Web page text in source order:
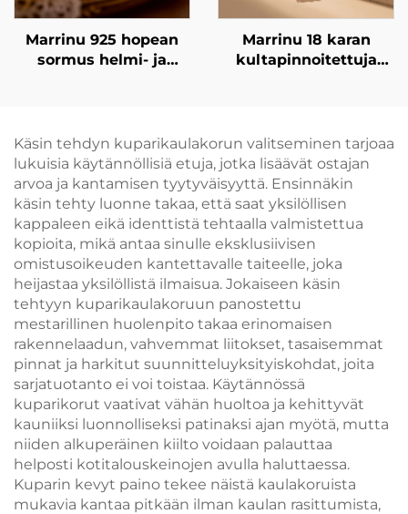
kullattuina ja
hopeisina |
monikäyttöinen
arkipäiväinen koru
Marrinu 925 hopean
sormus helmi- ja
Marrinu 18 karan
kultapinnoitettuja
perunamaisia helmiä
sisältäviä korvakoruja
– kevyitä ja
elegantteja
koristeellisia
riippukorvakoruja
Käsin tehdyn kuparikaulakorun valitseminen tarjoaa
lukuisia käytännöllisiä etuja, jotka lisäävät ostajan
arvoa ja kantamisen tyytyväisyyttä. Ensinnäkin
käsin tehty luonne takaa, että saat yksilöllisen
kappaleen eikä identtistä tehtaalla valmistettua
kopioita, mikä antaa sinulle eksklusiivisen
omistusoikeuden kantettavalle taiteelle, joka
heijastaa yksilöllistä ilmaisua. Jokaiseen käsin
tehtyyn kuparikaulakoruun panostettu
mestarillinen huolenpito takaa erinomaisen
rakennelaadun, vahvemmat liitokset, tasaisemmat
pinnat ja harkitut suunnitteluyksityiskohdat, joita
sarjatuotanto ei voi toistaa. Käytännössä
kuparikorut vaativat vähän huoltoa ja kehittyvät
kauniiksi luonnolliseksi patinaksi ajan myötä, mutta
niiden alkuperäinen kiilto voidaan palauttaa
helposti kotitalouskeinojen avulla haluttaessa.
Kuparin kevyt paino tekee näistä kaulakoruista
mukavia kantaa pitkään ilman kaulan rasittumista,